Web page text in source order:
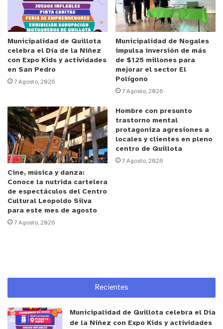
mejorado con un trabajo maravilloso y voluntario
de los alumnos del colegio Capellán Pascal, que
estuvieron cerca de una semana visitando
Fundación La Semilla y trabajando en este hito.
Estamos contentos y agradecidos de los
resultados”, explicó el gerente de Fundación La
Entre los asistentes al hito de entrega y
presentación del rescate, estuvo el rector del
colegio Capellán Pascal, Pablo Lubascher, la
vicerrectora Andrea Peñaranda, Sebastián Gómez
jefe de Formación, el encargado provincial de
Conaf, Cristían Díaz; alumnos, jóvenes líderes de
Fundación La Semilla, quienes realizaron un acto
simbólico de inauguración para dar el vamos a
aprendizaje, porque nos hemos adherido a un
trabajo en conjunto con la Fundación, centrado en
la naturaleza, y los alumnos han podido conocer
realidades y personas que finalmente son
Municipalidad de Quillota
celebra el Día de la Niñez
con Expo Kids y actividades
en San Pedro
7 Agosto, 2026
Municipalidad de Nogales
impulsa inversión de más
de $125 millones para
mejorar el sector El
Polígono
7 Agosto, 2026
Cine, música y danza:
Conoce la nutrida cartelera
de espectáculos del Centro
Cultural Leopoldo Silva
para este mes de agosto
7 Agosto, 2026
Hombre con presunto
trastorno mental
protagoniza agresiones a
locales y clientes en pleno
centro de Quillota
7 Agosto, 2026
Recientes
Municipalidad de Quillota celebra el Día
de la Niñez con Expo Kids y actividades